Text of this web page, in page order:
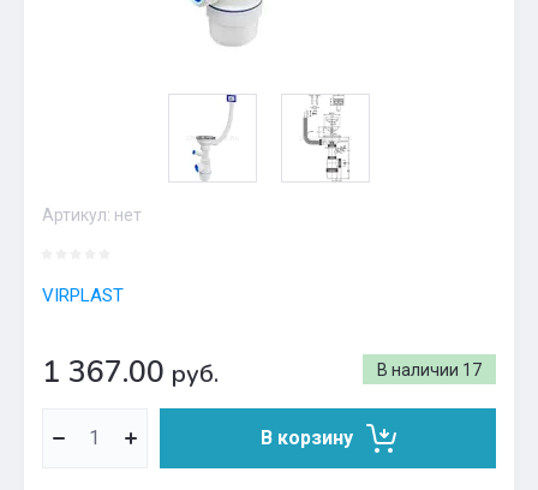
Артикул: нет
VIRPLAST
В наличии 17
1 367.00 руб.
В корзину